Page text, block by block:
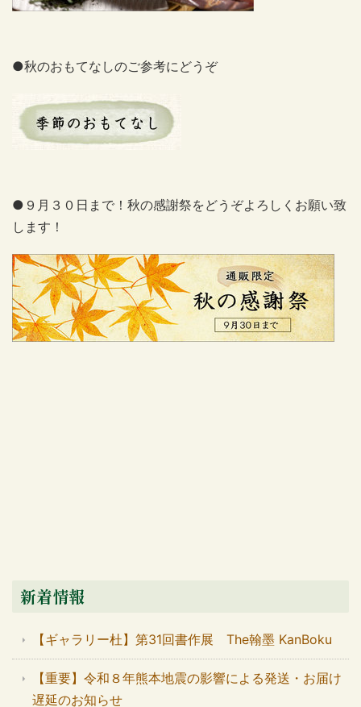
●秋のおもてなしのご参考にどうぞ
●９月３０日まで！秋の感謝祭をどうぞよろしくお願い致
します！
新着情報
【ギャラリー杜】第31回書作展 The翰墨 KanBoku
【重要】令和８年熊本地震の影響による発送・お届け
遅延のお知らせ